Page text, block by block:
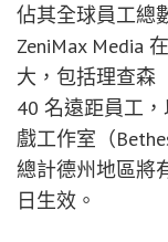
佔其全球員工總
ZeniMax Media
大，包括理查森
40 名遠距員工
戲工作室（
總計德州地區將
日生效。